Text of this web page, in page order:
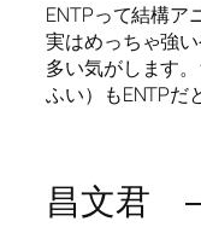
ENTPって結構ア
実はめっちゃ強
多い気がします
ふい）もENTPだ
昌文君